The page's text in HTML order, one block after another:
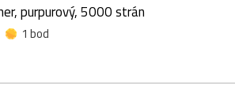
purpurový, 5000 strán
1 bod